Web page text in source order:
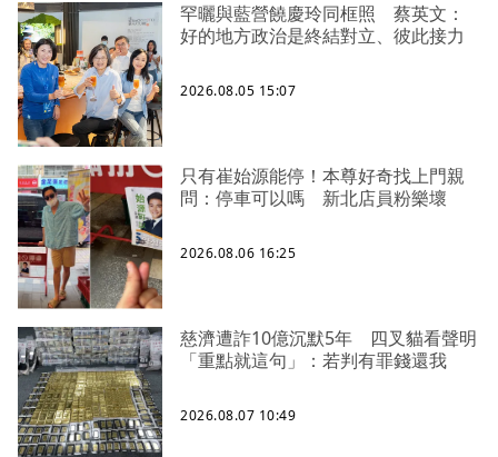
罕曬與藍營饒慶玲同框照 蔡英文：
好的地方政治是終結對立、彼此接力
2026.08.05 15:07
只有崔始源能停！本尊好奇找上門親
問：停車可以嗎 新北店員粉樂壞
2026.08.06 16:25
慈濟遭詐10億沉默5年 四叉貓看聲明
「重點就這句」：若判有罪錢還我
2026.08.07 10:49